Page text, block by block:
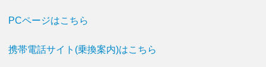
PCページはこちら
携帯電話サイト(乗換案内)はこちら